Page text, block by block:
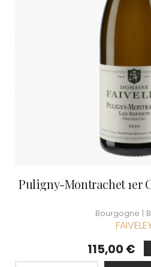
Puligny-Montrachet 1er
Bourgogne |
Prezzo
115,00 €